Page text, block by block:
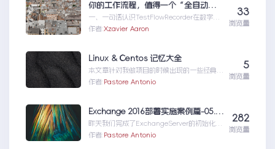
你的工作流程，值得一个“全自动数字分身”：录制、截图、成文，一气呵成
一、一句话认识TestFlowRecorder在数字化
工作环境中，如何准确记录操作步骤并生成
作者:Xzavier Aaron
33
浏览量
Linux & Centos 记忆大全
本文章针对我做项目的时候出现的一些经典问
题进行说明：关于
作者:Pastore Antonio
5
浏览量
Exchange 2016部署实施案例篇-05.OOS部署与基础配置
昨天我们完成了ExchangeServer的初始化配
置工作，接下来我们看下如何将
作者:Pastore Antonio
282
浏览量